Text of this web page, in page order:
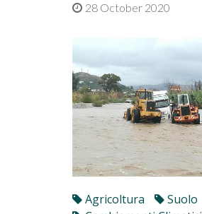
28 October 2020
Agricoltura
Suolo